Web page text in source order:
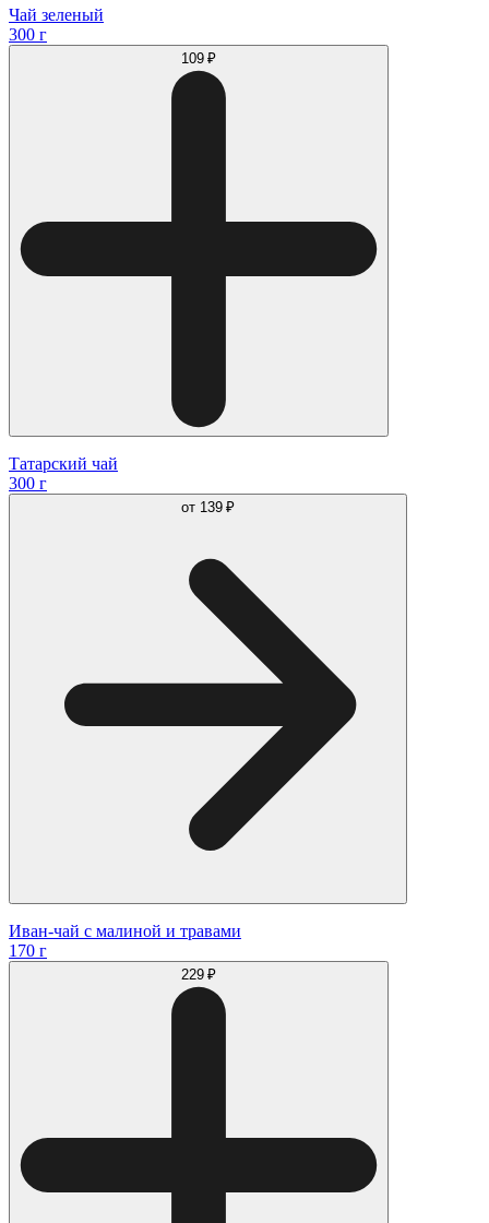
Чай зеленый
300 г
109 ₽
Татарский чай
300 г
от 139 ₽
Иван-чай с малиной и травами
170 г
229 ₽